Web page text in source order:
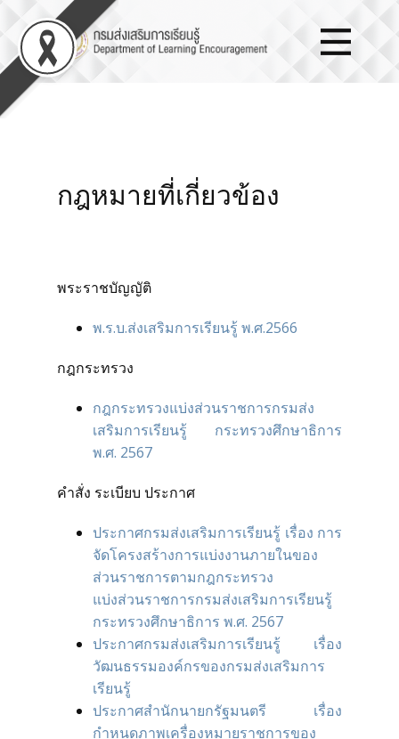
กฎหมายที่เกี่ยวข้อง
พระราชบัญญัติ
พ.ร.บ.ส่งเสริมการเรียนรู้ พ.ศ.2566
กฎกระทรวง
กฎกระทรวงแบ่งส่วนราชการกรมส่ง
เสริมการเรียนรู้ กระทรวงศึกษาธิการ
พ.ศ. 2567
คำสั่ง ระเบียบ ประกาศ
ประกาศกรมส่งเสริมการเรียนรู้ เรื่อง การ
จัดโครงสร้างการแบ่งงานภายในของ
ส่วนราชการตามกฎกระทรวง
แบ่งส่วนราชการกรมส่งเสริมการเรียนรู้
กระทรวงศึกษาธิการ พ.ศ. 2567
ประกาศกรมส่งเสริมการเรียนรู้ เรื่อง
วัฒนธรรมองค์กรของกรมส่งเสริมการ
เรียนรู้
ประกาศสำนักนายกรัฐมนตรี เรื่อง
กำหนดภาพเครื่องหมายราชการของ